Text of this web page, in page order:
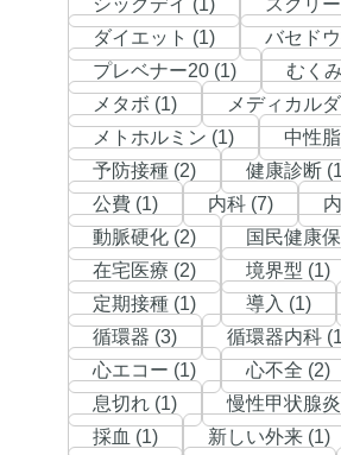
シックデイ (1)
スクリ
ダイエット (1)
バセド
プレベナー20 (1)
むく
メタボ (1)
メディカル
メトホルミン (1)
中性
予防接種 (2)
健康診断
公費 (1)
内科 (7)
動脈硬化 (2)
国民健康
在宅医療 (2)
境界型 (1)
定期接種 (1)
導入 (1)
循環器 (3)
循環器内科
心エコー (1)
心不全 (2)
息切れ (1)
慢性甲状腺
採血 (1)
新しい外来 (1)